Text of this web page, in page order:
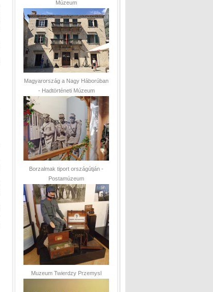
Múzeum
Magyarország a Nagy Háborúban
- Hadtörténeti Múzeum
Borzalmak tiport országútján -
Postamúzeum
Muzeum Twierdzy Przemysl